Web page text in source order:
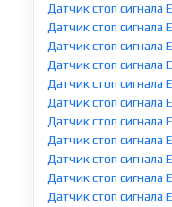
Датчик стоп сигнала
Датчик стоп сигнала
Датчик стоп сигнала
Датчик стоп сигнала
Датчик стоп сигнала
Датчик стоп сигнала
Датчик стоп сигнала
Датчик стоп сигнала
Датчик стоп сигнала
Датчик стоп сигнала
Датчик стоп сигнала